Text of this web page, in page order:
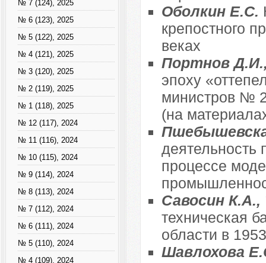
№ 7 (124), 2025
№ 6 (123), 2025
№ 5 (122), 2025
№ 4 (121), 2025
№ 3 (120), 2025
№ 2 (119), 2025
№ 1 (118), 2025
№ 12 (117), 2024
№ 11 (116), 2024
№ 10 (115), 2024
№ 9 (114), 2024
№ 8 (113), 2024
№ 7 (112), 2024
№ 6 (111), 2024
№ 5 (110), 2024
№ 4 (109), 2024
Оболкин Е.С.
крепостного
веках
Портнов
эпоху
министров №
(на
деятельность
процессе
Савосин
техническая
области в
Шавлохова